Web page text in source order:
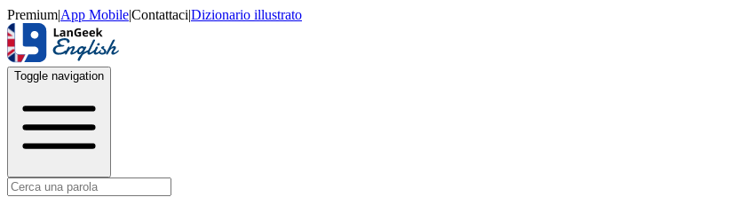
Premium|App Mobile|Contattaci|Dizionario illustrato
Toggle navigation